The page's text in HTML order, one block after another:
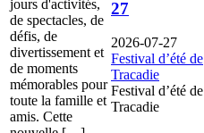
jours d'activités,
de spectacles, de
défis, de
divertissement et
de moments
mémorables pour
toute la famille et
amis. Cette
27
2026-07-27
Festival d’été de
Tracadie
Festival d’été de
Tracadie